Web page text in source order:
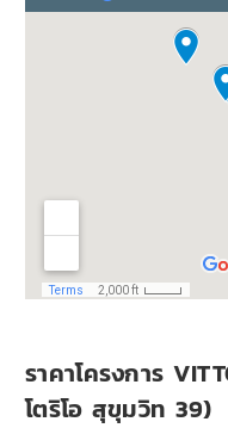
ราคาโครงการ
โตริโอ สุขุมวิท 39)